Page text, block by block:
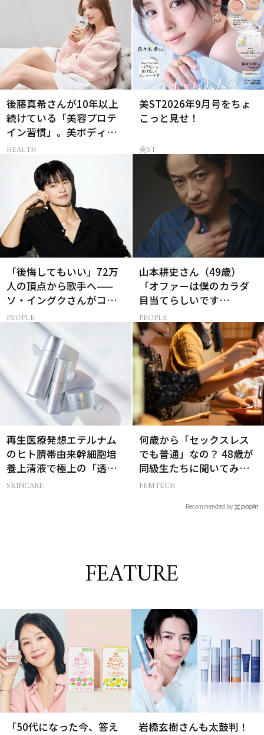
後藤真希さんが10年以上
続けている「美容プロテ
イン習慣」。美ボディを
支える朝ルーティンと
HEALTH
美ST2026年9月号をちょ
こっと見せ！
美ST
「後悔してもいい」72万
人の頂点から歌手へ——
ソ・イングクさんがコツ
コツ頑張れる原動力とは
PEOPLE
山本耕史さん（49歳）
「オファーは僕のカラダ
目当てらしいです
（笑）」全編英語ミュー
ジカルへの挑戦
PEOPLE
再生医療発想エテルナム
のヒト臍帯由来幹細胞培
養上清液で極上の「透明
感ハリ肌」へ
SKINCARE
何歳から「セックスレス
でも普通」なの？ 48歳が
同級生たちに聞いてみた
ら…
FEMTECH
Recommended by
FEATURE
「50代になった今、答え
岩橋玄樹さんも太鼓判！